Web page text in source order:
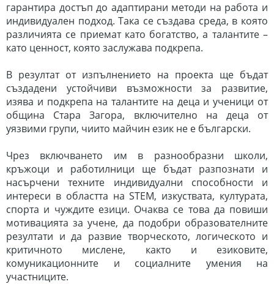
гарантира достъп до адаптирани методи на работа и
индивидуален подход. Така се създава среда, в която
различията се приемат като богатство, а талантите –
като ценност, която заслужава подкрепа.
В резултат от изпълнението на проекта ще бъдат
създадени устойчиви възможности за развитие,
изява и подкрепа на талантите на деца и ученици от
община Стара Загора, включително на деца от
уязвими групи, чиито майчин език не е български.
Чрез включването им в разнообразни школи,
кръжоци и работилници ще бъдат разпознати и
насърчени техните индивидуални способности и
интереси в областта на STEM, изкуствата, културата,
спорта и чуждите езици. Очаква се това да повиши
мотивацията за учене, да подобри образователните
резултати и да развие творческото, логическото и
критичното мислене, както и езиковите,
комуникационните и социалните умения на
участниците.